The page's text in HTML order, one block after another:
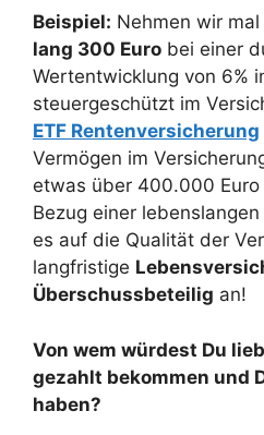
Beispiel: Nehmen wir
lang 300 Euro bei einer
Wertentwicklung von 6%
steuergeschützt im
ETF Rentenversicherung
Vermögen im
etwas über 400.000
Bezug einer
es auf die Qualität der
langfristige
Überschussbeteilig an!
Von wem würdest Du
gezahlt bekommen und
haben?